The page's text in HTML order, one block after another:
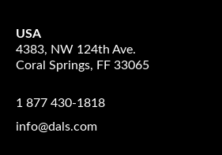
USA
4383, NW 124th Ave.
Coral Springs, FF 33065
1 877 430-1818
info@dals.com